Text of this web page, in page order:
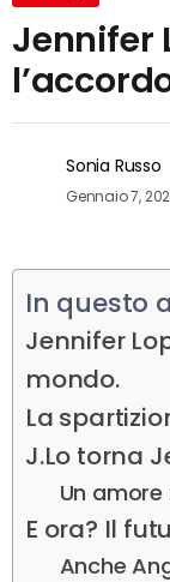
Jennifer
Sonia Russo
Gennaio 7,
In questo
Jennifer
mondo.
La
J.Lo torna
Un
E ora? Il
Anche